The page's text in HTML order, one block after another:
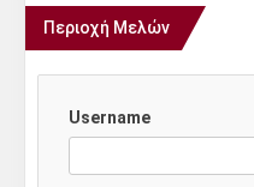
Περιοχή Μελών
Username